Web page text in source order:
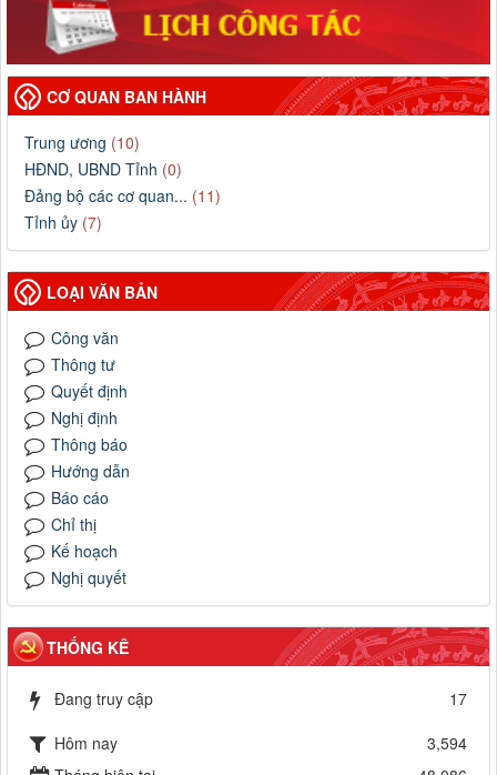
CƠ QUAN BAN HÀNH
Trung ương (10)
HĐND, UBND Tỉnh (0)
Đảng bộ các cơ quan... (11)
Tỉnh ủy (7)
LOẠI VĂN BẢN
Công văn
Thông tư
Quyết định
Nghị định
Thông báo
Hướng dẫn
Báo cáo
Chỉ thị
Kế hoạch
Nghị quyết
THỐNG KÊ
Đang truy cập
17
Hôm nay
3,594